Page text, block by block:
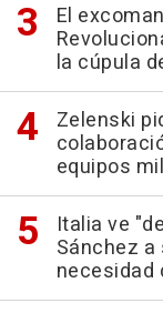
El
la cúpula
Zelenski
equipos
Italia ve
Sánchez
necesidad